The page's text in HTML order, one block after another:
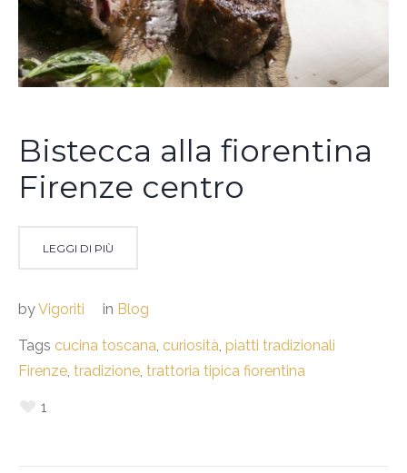
Bistecca alla fiorentina
Firenze centro
LEGGI DI PIÙ
byVigoriti in Blog
Tags cucina toscana, curiosità, piatti tradizionali
Firenze, tradizione, trattoria tipica fiorentina
1